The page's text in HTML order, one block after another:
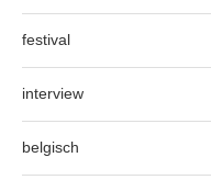
festival
interview
belgisch